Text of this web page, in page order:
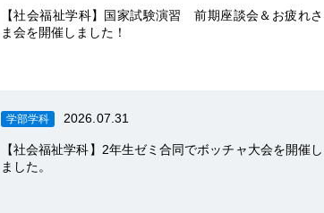
【社会福祉学科】国家試験演習 前期座談会＆お疲れさ
ま会を開催しました！
学部学科 2026.07.31
【社会福祉学科】2年生ゼミ合同でボッチャ大会を開催し
ました。